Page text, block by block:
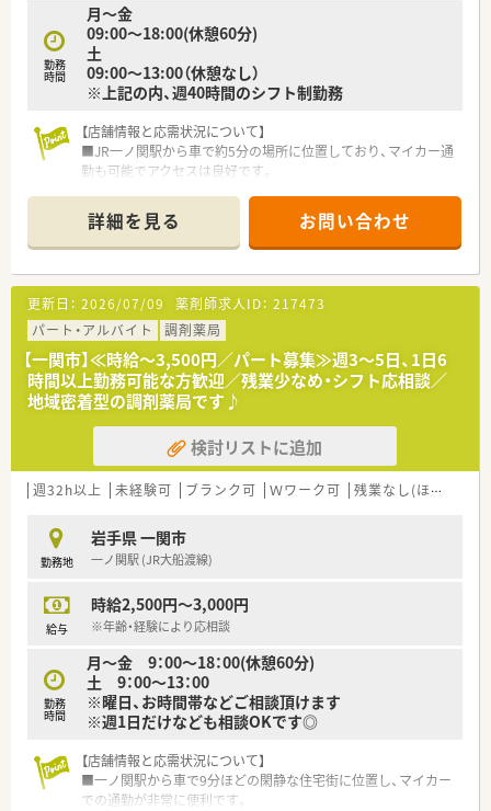
勤務
時間
月〜金
09:00〜18:00(休憩60分)
土
09:00〜13:00（休憩なし）
※上記の内、週40時間のシフト制勤務
【店舗情報と応需状況について】
■JR一ノ関駅から車で約5分の場所に位置しており、マイカー通
勤も可能でアクセスは良好です。
を1日約80枚応需しています。
■薬剤師は常勤が3名、事務スタッフが3名の計6名体制で、協力
し合いながら業務を行います。
【募集背景と求める人物像について】
■業務拡大に伴う増員募集を行っており、即戦力として活躍でき
る経験者の方を積極的に求めています。
■50代前後までの幅広い年齢層の方が対象で、これまでの調剤
経験やスキルを活かしたい方を歓迎します。
■地域の医療に貢献したいという意欲を持ち、周囲と連携してチ
ームワークを大切にできる方を歓迎します。
【法人特徴について】
■岩手県一関市を中心に3店舗を展開しており、地域に根差した
医療提供を行っている安定企業です。
のある明るい職場の雰囲気があります。
■薬剤師会や医師会との連携も強く、地域医療における薬剤師の
役割を実感しながら働ける環境です。
詳細を見る お問い合わせ
更新日： 2026/07/09 薬剤師求人ID： 217473
パート・アルバイト
調剤薬局
【一関市】≪時給～3,500円／パート募集≫週3～5日、1日6
時間以上勤務可能な方歓迎／残業少なめ・シフト応相談／
地域密着型の調剤薬局です♪
検討リストに追加
週32h以上 未経験可 ブランク可 Ｗワーク可 残業なし(ほぼなし含む)
勤務地
岩手県 一関市
一ノ関駅 (JR大船渡線)
給与
時給2,500円～3,000円
※年齢・経験により応相談
勤務
時間
月～金 9：00～18：00(休憩60分)
土 9：00～13：00
※曜日、お時間帯などご相談頂けます
※週1日だけなども相談OKです◎
【店舗情報と応需状況について】
■一ノ関駅から車で9分ほどの閑静な住宅街に位置し、マイカー
での通勤が非常に便利です。